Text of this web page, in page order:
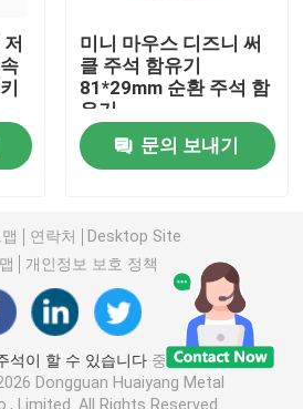
미니 마우스 디즈니 써
클 주석 함유기
81*29mm 순환 주석 함
유기
문의 보내기
연락처
Desktop Site
개인정보 보호 정책
석이 할 수 있습니다중국 공
Dongguan Huaiyang Metal
Limited. All Rights Reserved.